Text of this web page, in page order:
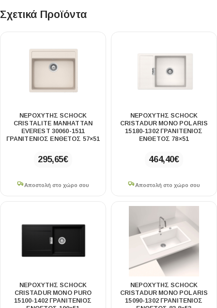
Σχετικά Προϊόντα
ΝΕΡΟΧΥΤΗΣ SCHOCK
CRISTALITE MANHATTAN
EVEREST 30060-1511
ΓΡΑΝΙΤΕΝΙΟΣ ΕΝΘΕΤΟΣ 57×51
295,65€
Αποστολή στο χώρο σου
ΝΕΡΟΧΥΤΗΣ SCHOCK
CRISTADUR MONO POLARIS
15180-1302 ΓΡΑΝΙΤΕΝΙΟΣ
ΕΝΘΕΤΟΣ 78×51
464,40€
Αποστολή στο χώρο σου
ΝΕΡΟΧΥΤΗΣ SCHOCK
CRISTADUR MONO PURO
15100-1402 ΓΡΑΝΙΤΕΝΙΟΣ
ΝΕΡΟΧΥΤΗΣ SCHOCK
CRISTADUR MONO POLARIS
15090-1302 ΓΡΑΝΙΤΕΝΙΟΣ